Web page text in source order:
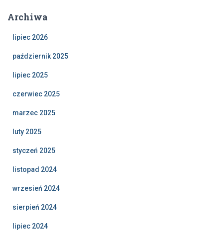
Archiwa
lipiec 2026
październik 2025
lipiec 2025
czerwiec 2025
marzec 2025
luty 2025
styczeń 2025
listopad 2024
wrzesień 2024
sierpień 2024
lipiec 2024